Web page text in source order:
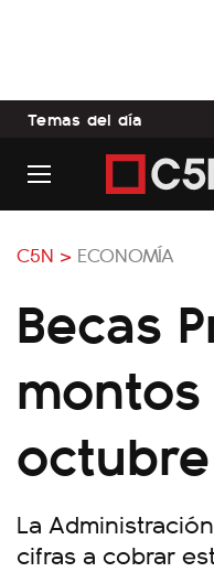
Temas del día
C5N > ECONOMÍA
Becas
La
cifras a cobrar